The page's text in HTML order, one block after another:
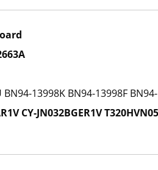
13998K BN94-13998F
CY-JN032BGER1V